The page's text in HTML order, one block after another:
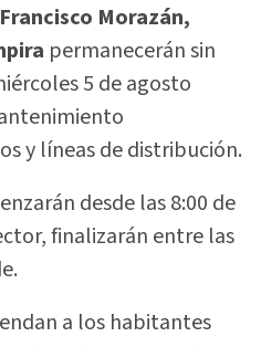
Francisco Morazán,
permanecerán sin
5 de agosto
y líneas de distribución.
desde las 8:00 de
finalizarán entre las
a los habitantes